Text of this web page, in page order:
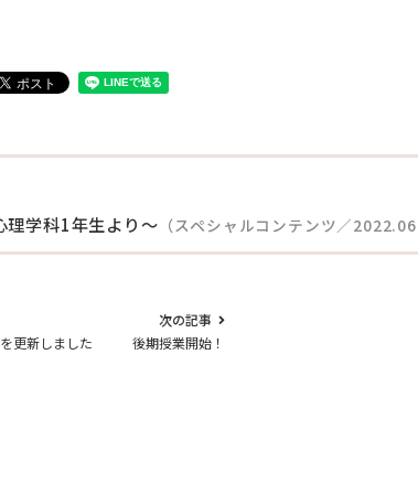
学科1年生より～ （スペシャルコンテンツ／
更新しました
次の記事
後期授業開始！